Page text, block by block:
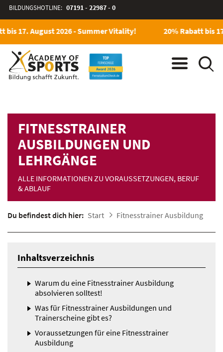
BILDUNGSHOTLINE: 07191 - 22987 - 0
bis 17. August 2026 - Summer Vitality! 20% Rabatt bis
FITNESSTRAINER
AUSBILDUNGEN UND
LEHRGÄNGE
ALLE INFORMATIONEN ZU VORAUSSETZUNGEN, BERUF
& ABLAUF
Du befindest dich hier: Start Fitnesstrainer Ausbildung
Inhaltsverzeichnis
Warum du eine Fitnesstrainer Ausbildung
absolvieren solltest!
Was für Fitnesstrainer Ausbildungen und
Trainerscheine gibt es?
Voraussetzungen für eine Fitnesstrainer
Ausbildung